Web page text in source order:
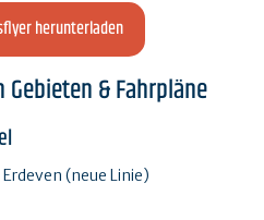
herunterladen
& Fahrpläne
(neue Linie)